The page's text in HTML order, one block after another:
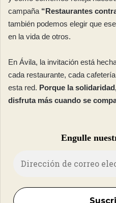
campaña “Restaurantes
también podemos elegir que
en la vida de otros.
En Ávila, la invitación está
cada restaurante, cada
esta red. Porque la
disfruta más cuando se
Engulle